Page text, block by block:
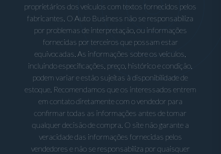
proprietários dos veículos com textos fornecidos pelos
fabricantes. O Auto Business não se responsabiliza
por problemas de interpretação, ou informações
fornecidas por terceiros que possam estar
equivocadas. As informações sobre os veículos,
incluindo especificações, preço, histórico e condição,
podem variar e estão sujeitas à disponibilidade de
estoque. Recomendamos que os interessados entrem
em contato diretamente com o vendedor para
confirmar todas as informações antes de tomar
qualquer decisão de compra. O site não garante a
veracidade das informações fornecidas pelos
vendedores e não se responsabiliza por quaisquer